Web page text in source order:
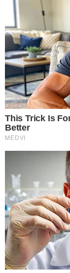
LEIA MAIS